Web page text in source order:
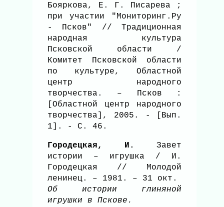
Бояркова, Е. Г. Писарева ;
при участии "Мониторинг.Ру
- Псков" // Традиционная
народная культура
Псковской области /
Комитет Псковской области
по культуре, Областной
центр народного
творчества. – Псков :
[Областной центр народного
творчества], 2005. - [Вып.
1]. - С. 46.
Городецкая, И.
Завет
истории – игрушка / И.
Городецкая // Молодой
ленинец. – 1981. – 31 окт.
Об истории глиняной
игрушки в Пскове.